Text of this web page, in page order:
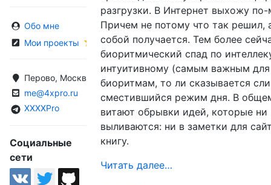
Обо мне
Мои проекты
Перово, Москва, Россия
me@4xpro.ru
XXXXPro
Социальные
сети
разгрузки. В Интернет выхожу
Причем не потому что так решил,
собой получается. Тем более
биоритмический спад по
интуитивному (самым важным
биоритмам, то ли сказывается
сместившийся режим дня. В
витают обрывки идей, которые ни
выливаются: ни в заметки для
книгу.
Читать далее…